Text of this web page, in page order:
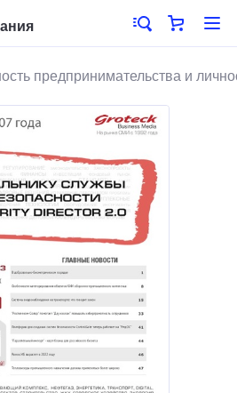
предпринимательства и